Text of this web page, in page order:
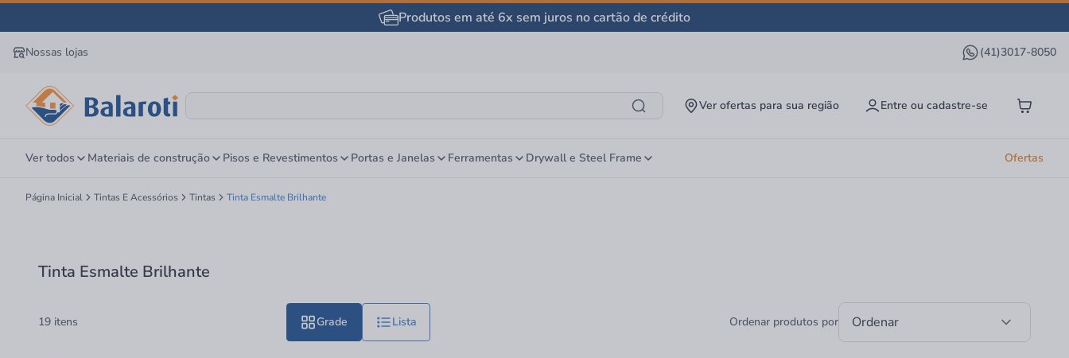
Produtos em até 6x sem juros no cartão de crédito
Nossas lojas (41)3017-8050
Ver ofertas para sua região Entre ou cadastre-se
Ver todos Materiais de construção Pisos e Revestimentos Portas e Janelas Ferramentas Drywall e Steel Frame Ofertas
Página Inicial Tintas E Acessórios Tintas Tinta Esmalte Brilhante
Tinta Esmalte Brilhante
19 itens Grade Lista Ordenar produtos por Ordenar